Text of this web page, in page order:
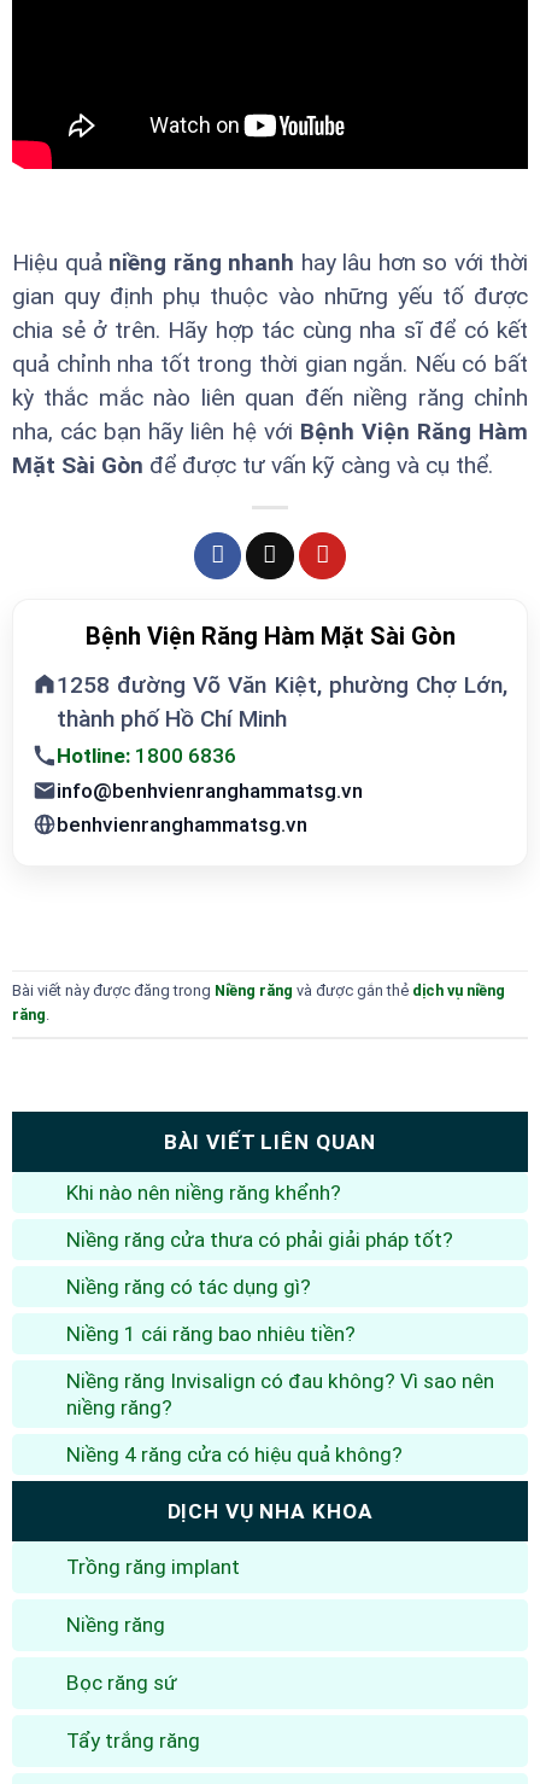
Hiệu quả niềng răng nhanh hay lâu hơn so với thời
gian quy định phụ thuộc vào những yếu tố được
chia sẻ ở trên. Hãy hợp tác cùng nha sĩ để có kết
quả chỉnh nha tốt trong thời gian ngắn. Nếu có bất
kỳ thắc mắc nào liên quan đến niềng răng chỉnh
nha, các bạn hãy liên hệ với Bệnh Viện Răng Hàm
Mặt Sài Gòn để được tư vấn kỹ càng và cụ thể.
Bệnh Viện Răng Hàm Mặt Sài Gòn
1258 đường Võ Văn Kiệt, phường Chợ Lớn,
thành phố Hồ Chí Minh
Hotline: 1800 6836
info@benhvienranghammatsg.vn
benhvienranghammatsg.vn
Bài viết này được đăng trong Niềng răng và được gắn thẻ dịch vụ niềng
răng.
BÀI VIẾT LIÊN QUAN
Khi nào nên niềng răng khểnh?
Niềng răng cửa thưa có phải giải pháp tốt?
Niềng răng có tác dụng gì?
Niềng 1 cái răng bao nhiêu tiền?
Niềng răng Invisalign có đau không? Vì sao nên
niềng răng?
Niềng 4 răng cửa có hiệu quả không?
DỊCH VỤ NHA KHOA
Trồng răng implant
Niềng răng
Bọc răng sứ
Tẩy trắng răng